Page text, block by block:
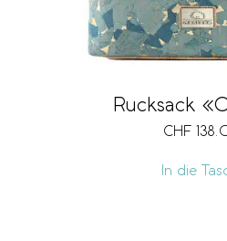
Rucksack
CHF
In die